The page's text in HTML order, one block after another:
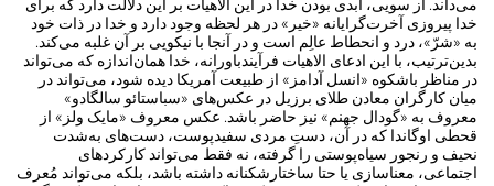
می‌داند. از سویی، ابدی بودن خدا در این الاهیات بر این دلالت دارد که برای
خدا پیروزی آخرت‌گرایانه «خیر» در هر لحظه وجود دارد و خدا در ذات خود
به «شرّ»، درد و انحطاط عالِم است و در آنجا با نیکویی بر آن غلبه می‌کند.
بدین‌ترتیب، با این ادعای الاهیات فرآیندباورانه، خدا همان‌اندازه که می‌تواند
در مناظر باشکوه «انسل آدامز» از طبیعت آمریکا دیده شود، می‌تواند در
میان کارگران معادن طلای برزیل در عکس‌های «سباستائو سالگادو»
معروف به «گودال جهنم» نیز حاضر باشد. عکس معروف «مایک ولز» از
قحطی اوگاندا که در آن، دستِ مردی سفیدپوست، دست‌های به‌شدت
نحیف و رنجور سیاه‌پوستی را گرفته، نه فقط می‌تواند کارکردهای
اجتماعی، معناسازی یا حتا ساختارشکنانه داشته باشد، بلکه می‌تواند مُعرف